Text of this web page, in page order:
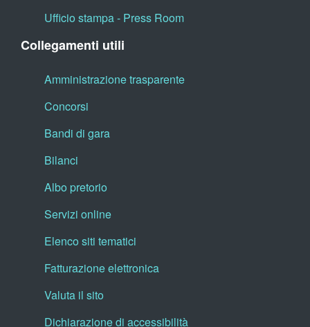
Ufficio stampa - Press Room
Collegamenti utili
Amministrazione trasparente
Concorsi
Bandi di gara
Bilanci
Albo pretorio
Servizi online
Elenco siti tematici
Fatturazione elettronica
Valuta il sito
Dichiarazione di accessibilità